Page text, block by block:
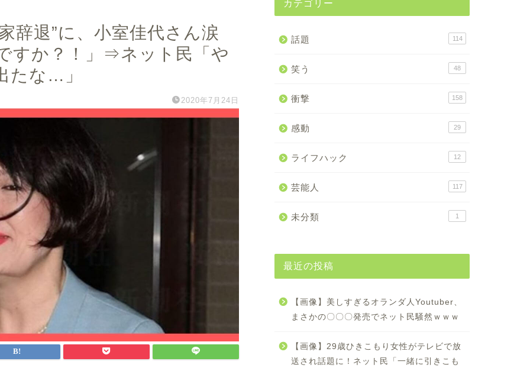
辞退”に、小室佳代さん涙
すか？！」⇒ネット民「や
たな…」
2020年7月24日
カテゴリー
話題 114
笑う 48
衝撃 158
感動 29
ライフハック 12
芸能人 117
未分類 1
最近の投稿
【画像】美しすぎるオランダ人Youtuber、
まさかの〇〇〇発売でネット民騒然ｗｗｗ
【画像】29歳ひきこもり女性がテレビで放
送され話題に！ネット民「一緒に引きこも